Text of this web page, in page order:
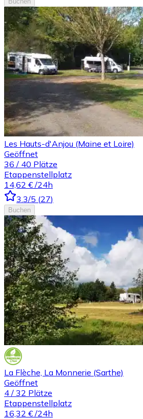
Les Hauts-d'Anjou (Maine et Loire)
Geöffnet
36 / 40 Plätze
Etappenstellplatz
14,62 € /24h
3.3/5 (27)
Buchen
La Flèche, La Monnerie (Sarthe)
Geöffnet
4 / 32 Plätze
Etappenstellplatz
16,32 € /24h